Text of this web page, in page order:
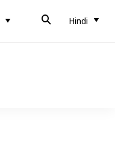
Hindi